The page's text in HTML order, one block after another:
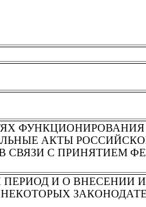
ФУНКЦИОНИРОВАНИЯ
АКТЫ
С ПРИНЯТИЕМ
И О ВНЕСЕНИИ